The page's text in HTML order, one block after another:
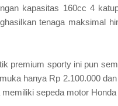
kapasitas 160cc 4
tenaga maksimal
premium sporty ini pun
hanya Rp 2.100.000
sepeda motor Honda